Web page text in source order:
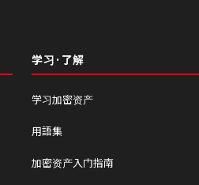
学习·了解
学习加密资产
用語集
加密资产入门指南